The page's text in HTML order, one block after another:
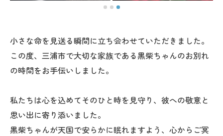
小さな命を見送る瞬間に立ち会わせていただきました。
この度、三浦市で大切な家族である黒柴ちゃんのお別れ
の時間をお手伝いしました。
私たちは心を込めてそのひと時を見守り、彼への敬意と
思い出に寄り添いました。
黒柴ちゃんが天国で安らかに眠れますよう、心からご冥